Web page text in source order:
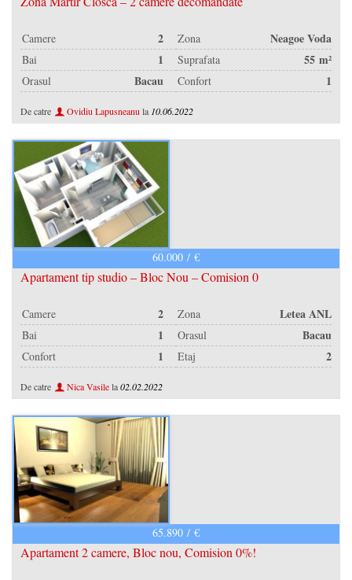
Camere 2 Zona Neagoe Voda
Bai 1 Suprafata 55 m²
Orasul Bacau Confort 1
De catre Ovidiu Lapusneanu la 10.06.2022
60.000 / €
Apartament tip studio – Bloc Nou – Comision 0
Camere 2 Zona Letea ANL
Bai 1 Orasul Bacau
Confort 1 Etaj 2
De catre Nica Vasilela02.02.2022
65.890 / €
Apartament 2 camere, Bloc nou, Comision 0%!